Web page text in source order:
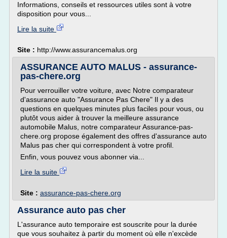
Informations, conseils et ressources utiles sont à votre
disposition pour vous...
Lire la suite
Site : http://www.assurancemalus.org
ASSURANCE AUTO MALUS - assurance-
pas-chere.org
Pour verrouiller votre voiture, avec Notre comparateur
d'assurance auto "Assurance Pas Chere" Il y a des
questions en quelques minutes plus faciles pour vous, ou
plutôt vous aider à trouver la meilleure assurance
automobile Malus, notre comparateur Assurance-pas-
chere.org propose également des offres d'assurance auto
Malus pas cher qui correspondent à votre profil.
Enfin, vous pouvez vous abonner via...
Lire la suite
Site : assurance-pas-chere.org
Assurance auto pas cher
L'assurance auto temporaire est souscrite pour la durée
que vous souhaitez à partir du moment où elle n'excède